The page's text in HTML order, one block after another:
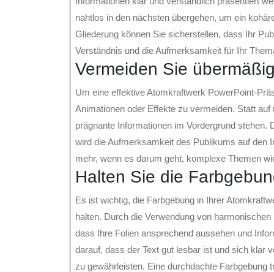
nahtlos in den nächsten übergehen, um ein
Gliederung können Sie sicherstellen, dass Ihr
Verständnis und die Aufmerksamkeit für Ihr
Vermeiden Sie
Um eine effektive Atomkraftwerk PowerPoint-
Animationen oder Effekte zu vermeiden. Statt
prägnante Informationen im Vordergrund
wird die Aufmerksamkeit des Publikums auf den
mehr, wenn es darum geht, komplexe Themen
Halten Sie die
Es ist wichtig, die Farbgebung in Ihrer
halten. Durch die Verwendung von
dass Ihre Folien ansprechend aussehen und
darauf, dass der Text gut lesbar ist und sich klar
zu gewährleisten. Eine durchdachte